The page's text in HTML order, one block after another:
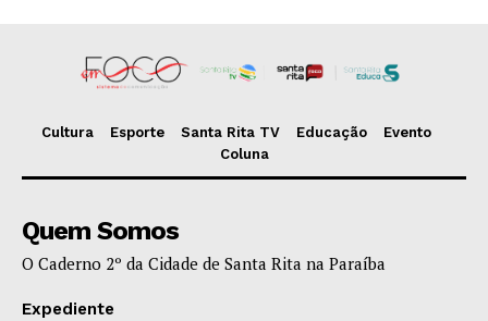
Cultura Esporte Santa Rita TV Educação
Evento
Coluna
Quem Somos
O Caderno 2º da Cidade de Santa Rita na Paraíba
Expediente